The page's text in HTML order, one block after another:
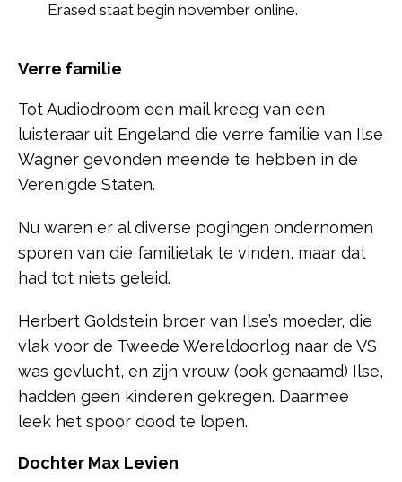
Erased staat begin november online.
Verre familie
Tot Audiodroom een mail kreeg van een
luisteraar uit Engeland die verre familie van Ilse
Wagner gevonden meende te hebben in de
Verenigde Staten.
Nu waren er al diverse pogingen ondernomen
sporen van die familietak te vinden, maar dat
had tot niets geleid.
Herbert Goldstein broer van Ilse’s moeder, die
vlak voor de Tweede Wereldoorlog naar de VS
was gevlucht, en zijn vrouw (ook genaamd) Ilse,
hadden geen kinderen gekregen. Daarmee
leek het spoor dood te lopen.
Dochter Max Levien